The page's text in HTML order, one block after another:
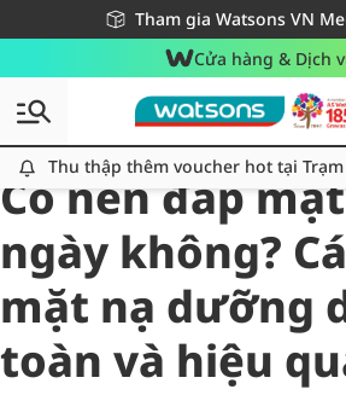
Tham gia Watsons VN
Miễn phí giao hàng cho đơn
Giao hàng nhanh 24h - Áp dụng
Cửa hàng & Dịch
Thu thập thêm voucher hot tại Trạm Voucher
Thu thập thêm voucher hot tại
All
Chăm Sóc Cá Nhân
Có nên đắp
ngày không?
mặt nạ dưỡng
toàn và hiệu